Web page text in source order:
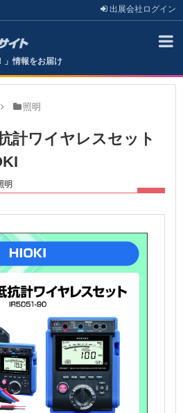
出展会社 ログイン
」情報をお届け
照明
計ワイヤレスセット
明